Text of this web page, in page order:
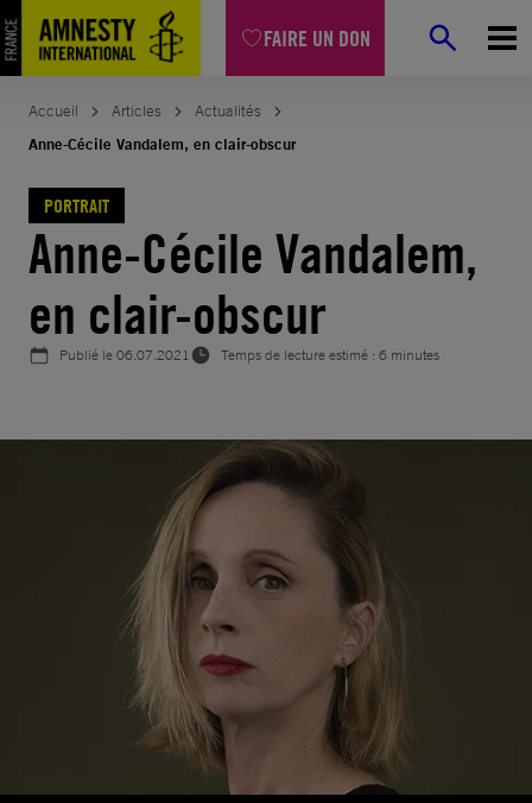
FAIRE UN DON
Aller
au
contenu
Accueil Articles
Actualités
Anne-Cécile Vandalem, en clair-obscur
PORTRAIT
Anne-Cécile Vandalem,
en clair-obscur
Publié le06.07.2021 Temps de lecture estimé : 6 minutes